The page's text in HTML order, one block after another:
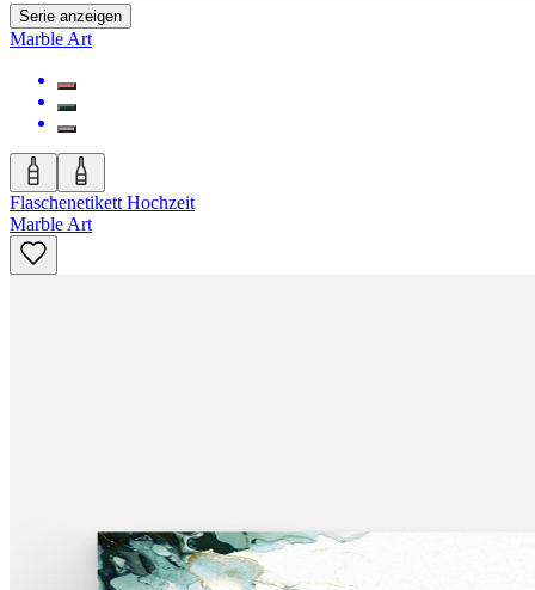
Serie anzeigen
Marble Art
Flaschenetikett Hochzeit
Marble Art